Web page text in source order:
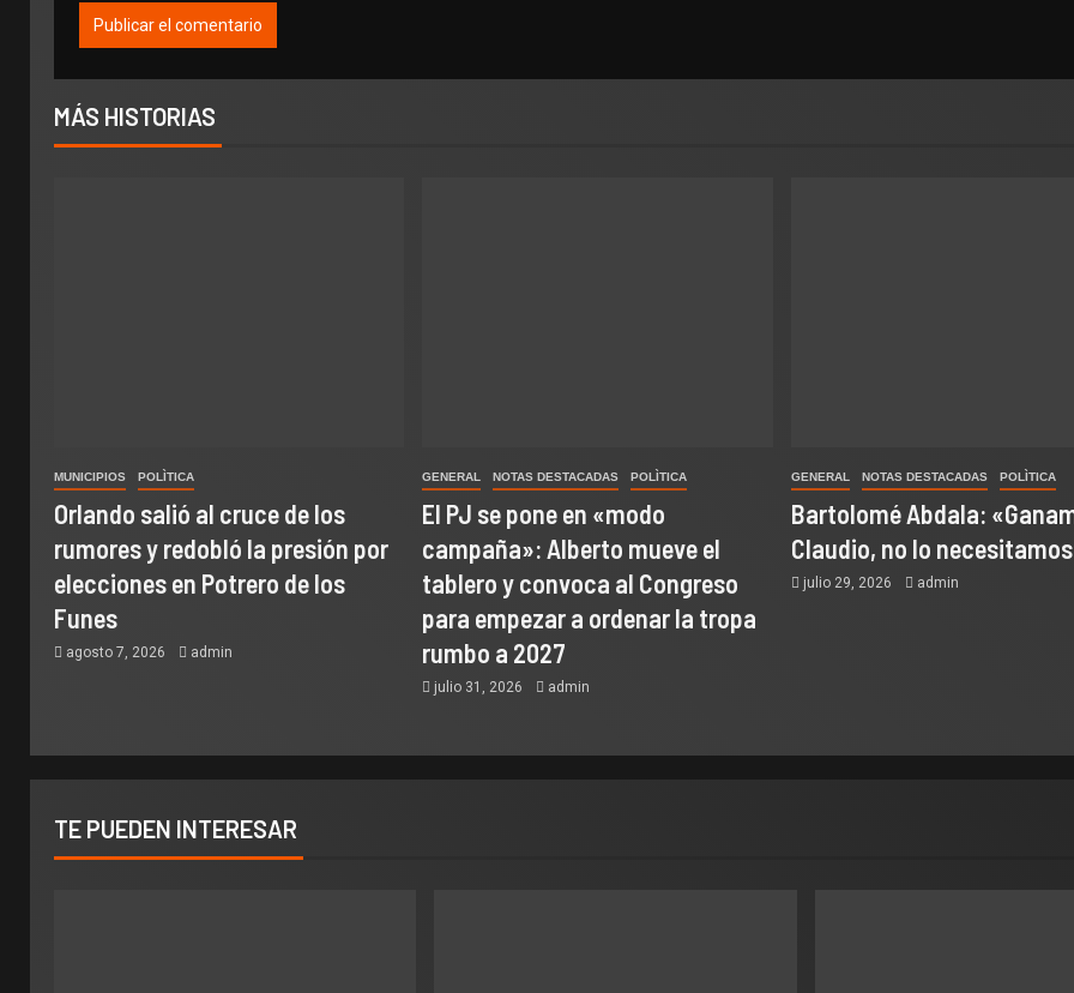
MÁS HISTORIAS
MUNICIPIOS POLÌTICA
Orlando salió al cruce de los
rumores y redobló la presión por
elecciones en Potrero de los
Funes
agosto 7, 2026 admin
GENERAL NOTAS DESTACADAS POLÌTICA
El PJ se pone en «modo
campaña»: Alberto mueve el
tablero y convoca al Congreso
para empezar a ordenar la tropa
rumbo a 2027
julio 31, 2026 admin
GENERAL NOTAS DESTACADAS POLÌTICA
Bartolomé Abdala:
Claudio, no lo
julio 29, 2026 admin
TE PUEDEN INTERESAR